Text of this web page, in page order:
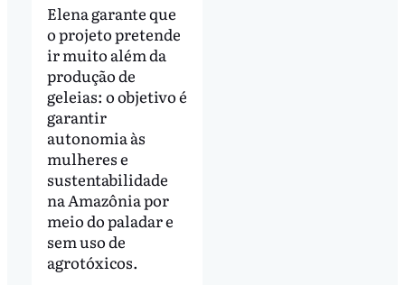
Elena garante que
o projeto pretende
ir muito além da
produção de
geleias: o objetivo é
garantir
autonomia às
mulheres e
sustentabilidade
na Amazônia por
meio do paladar e
sem uso de
agrotóxicos.